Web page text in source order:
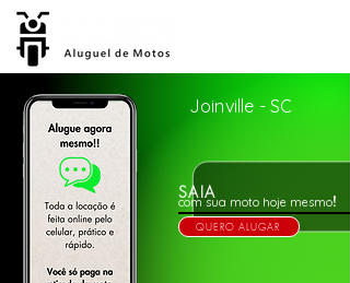
Joinville - SC
SAIA
com sua moto hoje mesmo!
QUERO ALUGAR